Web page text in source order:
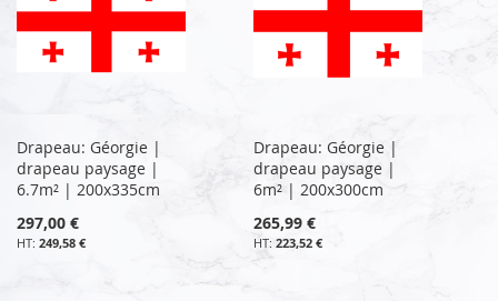
Drapeau: Géorgie |
drapeau paysage |
6.7m² | 200x335cm
297,00 €
249,58 €
Drapeau: Géorgie |
drapeau paysage |
6m² | 200x300cm
265,99 €
223,52 €